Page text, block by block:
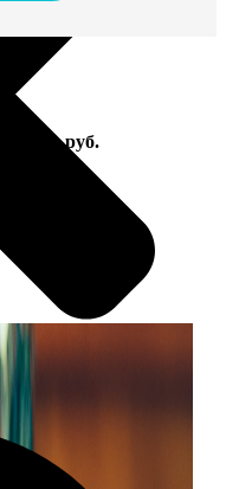
Цена, руб.